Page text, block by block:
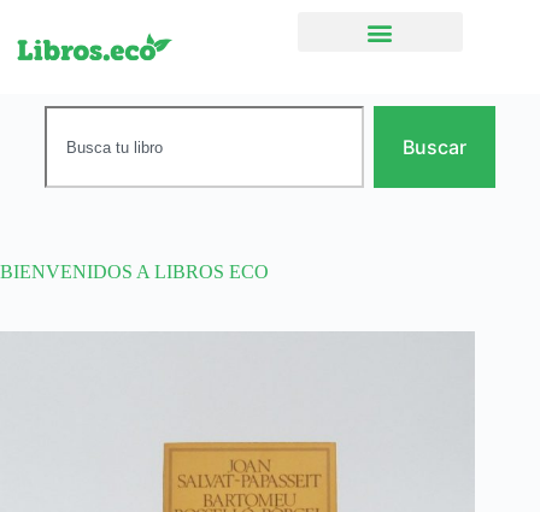
Buscar
BIENVENIDOS A LIBROS ECO